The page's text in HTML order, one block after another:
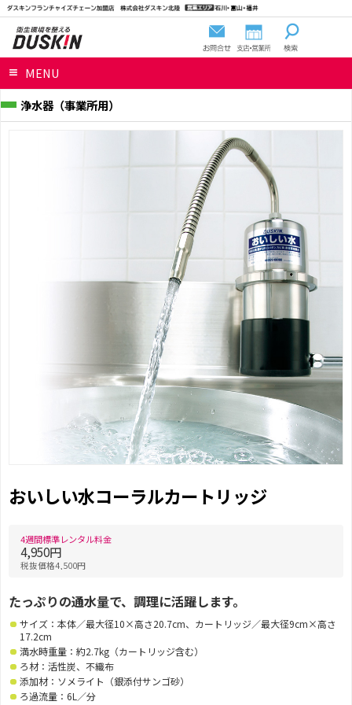
MENU
浄水器（事業所用）
おいしい水コーラルカートリッジ
4週間標準レンタル料金
4,950円
税抜価格4,500円
たっぷりの通水量で、調理に活躍します。
サイズ：本体／最大径10×高さ20.7cm、カートリッジ／最大径9cm×高さ
17.2cm
満水時重量：約2.7kg（カートリッジ含む）
ろ材：活性炭、不織布
添加材：ソメライト（銀添付サンゴ砂）
ろ過流量：6L／分